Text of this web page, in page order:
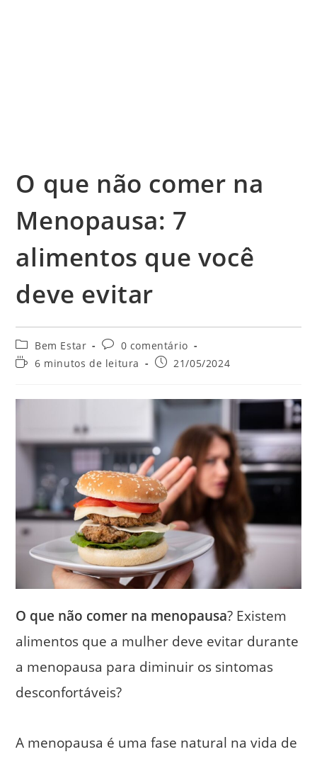
O que não comer na
Menopausa: 7
alimentos que você
deve evitar
Categoria
do
post:
Bem Estar
Comentários
do
post:
0 comentário
Tempo6 minutos de leitura
Post21/05/2024
O que não comer na menopausa? Existem
alimentos que a mulher deve evitar durante
a menopausa para diminuir os sintomas
desconfortáveis?
A menopausa é uma fase natural na vida de